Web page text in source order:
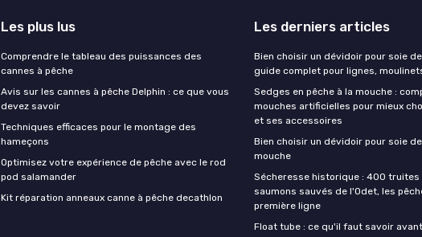
Les plus lus
Comprendre le tableau des puissances des
cannes à pêche
Avis sur les cannes à pêche Delphin : ce que vous
devez savoir
Techniques efficaces pour le montage des
hameçons
Optimisez votre expérience de pêche avec le rod
pod salamander
Kit réparation anneaux canne à pêche decathlon
Les derniers articles
Bien choisir un dévidoir pour soie
guide complet pour lignes,
Sedges en pêche à la mouche :
mouches artificielles pour mieux
et ses accessoires
Bien choisir un dévidoir pour soie
mouche
Sécheresse historique : 400 truites
saumons sauvés de l'Odet, les
première ligne
Float tube : ce qu'il faut savoir